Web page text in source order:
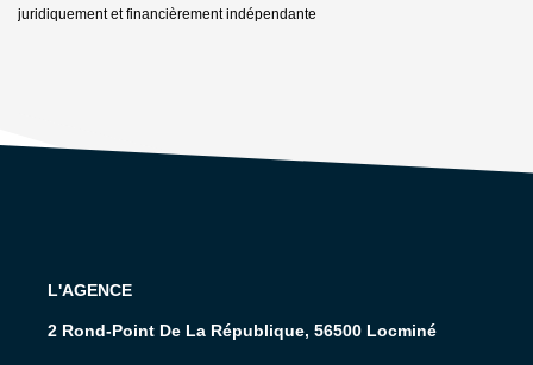
juridiquement et financièrement indépendante
L'AGENCE
2 Rond-Point De La République, 56500 Locminé